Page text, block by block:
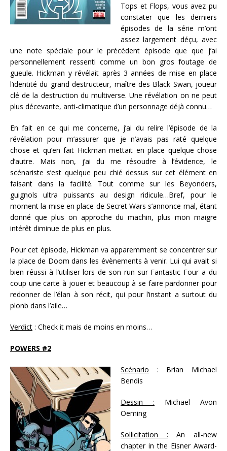
Tops et Flops, vous avez pu
constater que les derniers
épisodes de la série m’ont
assez largement déçu, avec
une note spéciale pour le précédent épisode que que j’ai
personnellement ressenti comme un bon gros foutage de
gueule. Hickman y révélait après 3 années de mise en place
l’identité du grand destructeur, maître des Black Swan, joueur
clé de la destruction du multiverse. Une révélation on ne peut
plus décevante, anti-climatique d’un personnage déjà connu…
En fait en ce qui me concerne, j’ai du relire l’épisode de la
révélation pour m’assurer que je n’avais pas raté quelque
chose et qu’en fait Hickman mettait en place quelque chose
d’autre. Mais non, j’ai du me résoudre à l’évidence, le
scénariste s’est quelque peu chié dessus sur cet élément en
faisant dans la facilité. Tout comme sur les Beyonders,
guignols ultra puissants au design ridicule…Bref, pour le
moment la mise en place de Secret Wars s’annonce mal, étant
donné que plus on approche du machin, plus mon maigre
intérêt diminue de plus en plus.
Pour cet épisode, Hickman va apparemment se concentrer sur
la place de Doom dans les évènements à venir. Lui qui avait si
bien réussi à l’utiliser lors de son run sur Fantastic Four a du
coup une carte à jouer et beaucoup à se faire pardonner pour
redonner de l’élan à son récit, qui pour l’instant a surtout du
plonb dans l’aile…
Verdict : Check it mais de moins en moins…
POWERS #2
Scénario : Brian Michael
Bendis
Dessin : Michael Avon
Oeming
Sollicitation : An all-new
chapter in the Eisner Award-